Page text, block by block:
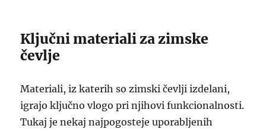
Ključni materiali za zimske
čevlje
Materiali, iz katerih so zimski čevlji izdelani,
igrajo ključno vlogo pri njihovi funkcionalnosti.
Tukaj je nekaj najpogosteje uporabljenih